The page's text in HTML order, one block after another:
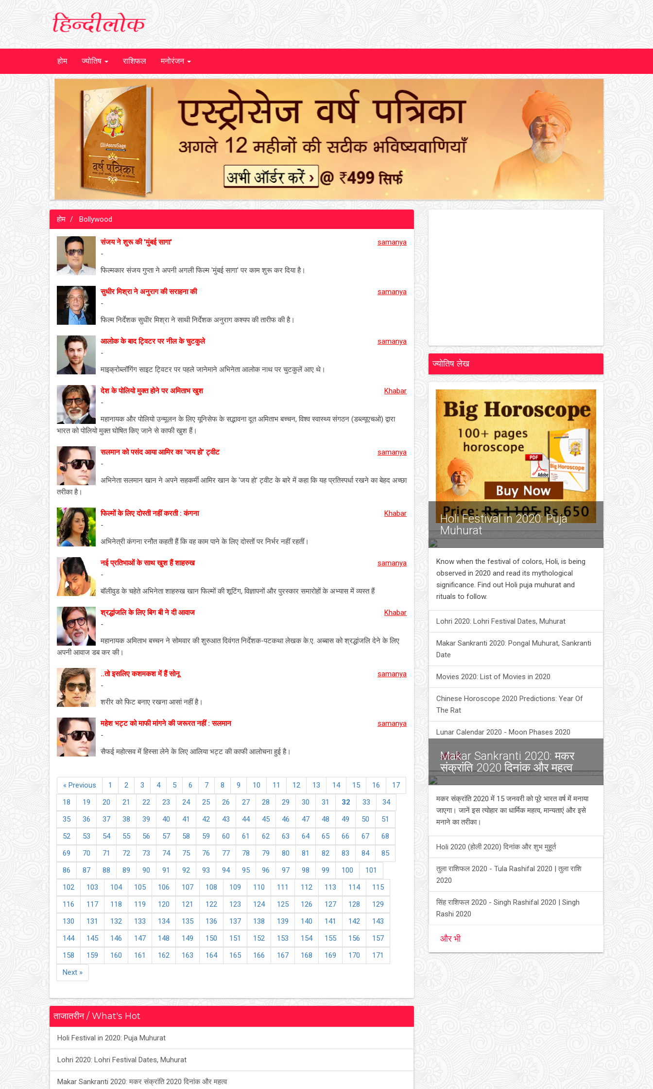
होम ज्योतिष राशिफल मनोरंजन
होम Bollywood
संजय ने शुरू की 'मुंबई सागा'
samanya
-
फिल्मकार संजय गुप्ता ने अपनी अगली फिल्म 'मुंबई सागा' पर काम शुरू कर दिया है।
सुधीर मिश्रा ने अनुराग की सराहना की
samanya
-
फिल्म निर्देशक सुधीर मिश्रा ने साथी निर्देशक अनुराग कश्यप की तारीफ की है।
आलोक के बाद ट्विटर पर नील के चुटकुले
samanya
-
माइक्रोब्लॉगिंग साइट ट्विटर पर पहले जानेमाने अभिनेता आलोक नाथ पर चुटकुलें आए थे।
देश के पोलियो मुक्त होने पर अमिताभ खुश
Khabar
-
महानायक और पोलियो उन्मूलन के लिए यूनिसेफ के सद्भावना दूत अमिताभ बच्चन, विश्व स्वास्थ्य संगठन (डब्ल्यूएचओ) द्वारा
भारत को पोलियो मुक्त घोषित किए जाने से काफी खुश हैं।
सलमान को पसंद आया आमिर का 'जय हो' ट्वीट
samanya
-
अभिनेता सलमान खान ने अपने सहकर्मी आमिर खान के 'जय हो' ट्वीट के बारे में कहा कि यह प्रतिस्पर्धा रखने का बेहद अच्छा
तरीका है।
फिल्मों के लिए दोस्ती नहीं करती : कंगना
Khabar
-
अभिनेत्री कंगना रनौत कहती हैं कि वह काम पाने के लिए दोस्तों पर निर्भर नहीं रहतीं।
नई प्रतिभाओं के साथ खुश हैं शाहरुख
samanya
-
बॉलीवुड के चहेते अभिनेता शाहरुख खान फिल्मों की शूटिंग, विज्ञापनों और पुरस्कार समारोहों के अभ्यास में व्यस्त हैं
श्रद्धांजलि के लिए बिग बी ने दी आवाज
Khabar
-
महानायक अमिताभ बच्चन ने सोमवार की शुरुआत दिवंगत निर्देशक-पटकथा लेखक के.ए. अब्बास को श्रद्धांजलि देने के लिए
अपनी आवाज डब कर की।
..तो इसलिए कशमकश में हैं सोनू
samanya
-
शरीर को फिट बनाए रखना आसां नहीं है।
महेश भट्ट को माफी मांगने की जरूरत नहीं : सलमान
samanya
-
सैफई महोत्सव में हिस्सा लेने के लिए आलिया भट्ट की काफी आलोचना हुई है।
« Previous 1 2 3 4 5 6 7 8 9 10 11 12 13 14 15 16
17
18
19 20 21 22 23 24 25 26 27 28 29 30 31 32 33
34
35
36 37 38 39 40 41 42 43 44 45 46 47 48 49 50
51
52
53 54 55 56 57 58 59 60 61 62 63 64 65 66 67
68
69
70 71 72 73 74 75 76 77 78 79 80 81 82 83 84
85
86
87 88 89 90 91 92 93 94 95 96 97 98 99 100
101
102
103 104 105 106 107 108 109 110 111 112 113 114
115
116
117 118 119 120 121 122 123 124 125 126 127 128
129
130
131 132 133 134 135 136 137 138 139 140 141 142
143
144
145 146 147 148 149 150 151 152 153 154 155 156
157
158
159 160 161 162 163 164 165 166 167 168 169 170
171
Next »
ताजातरीन / What's Hot
Holi Festival in 2020: Puja Muhurat
Lohri 2020: Lohri Festival Dates, Muhurat
Makar Sankranti 2020: मकर संक्रांति 2020 दिनांक और महत्व
ज्योतिष लेख
Holi Festival in 2020: Puja
Muhurat
Know when the festival of colors, Holi, is being
observed in 2020 and read its mythological
significance. Find out Holi puja muhurat and
rituals to follow.
Lohri 2020: Lohri Festival Dates, Muhurat
Makar Sankranti 2020: Pongal Muhurat, Sankranti
Date
Movies 2020: List of Movies in 2020
Chinese Horoscope 2020 Predictions: Year Of
The Rat
Lunar Calendar 2020 - Moon Phases 2020
और भी
Makar Sankranti 2020: मकर
संक्रांति 2020 दिनांक और महत्व
मकर संक्रांति 2020 में 15 जनवरी को पूरे भारत वर्ष में मनाया
जाएगा। जानें इस त्योहार का धार्मिक महत्व, मान्यताएं और इसे
मनाने का तरीका।
Holi 2020 (होली 2020) दिनांक और शुभ मुहूर्त
तुला राशिफल 2020 - Tula Rashifal 2020 | तुला राशि
2020
सिंह राशिफल 2020 - Singh Rashifal 2020 | Singh
Rashi 2020
और भी